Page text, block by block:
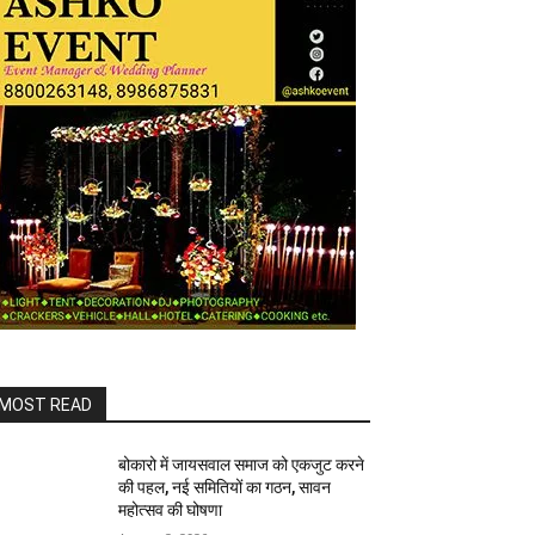
READ
बोकारो में जायसवाल समाज को एकजुट करने
की पहल, नई समितियों का गठन, सावन
महोत्सव की घोषणा